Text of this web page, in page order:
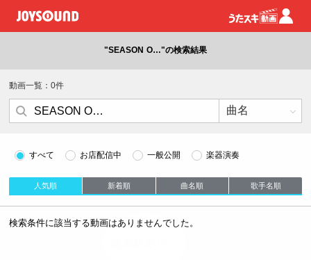
"SEASON O…"の検索結果
動画一覧：0件
すべて お店配信中 一般公開 楽器演奏
人気順 新着順 曲名順 歌手名順
検索条件に該当する動画はありませんでした。